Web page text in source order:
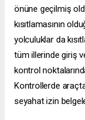
önüne geçilmiş
kısıtlamasının
yolculuklar da
tüm illerinde giriş
kontrol
Kontrollerde
seyahat izin